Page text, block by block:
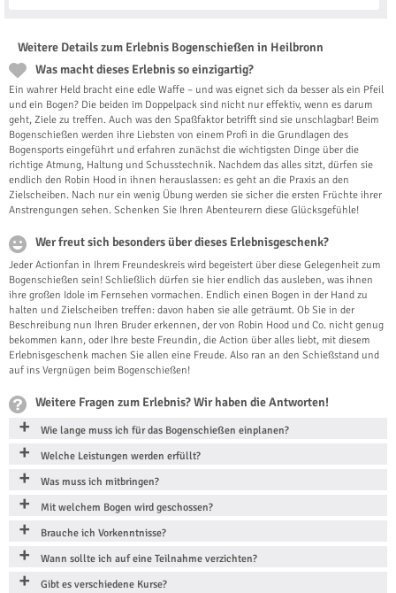
Weitere Details zum Erlebnis Bogenschießen in Heilbronn
Was macht dieses Erlebnis so einzigartig?
Ein wahrer Held bracht eine edle Waffe – und was eignet sich da besser als ein Pfeil
und ein Bogen? Die beiden im Doppelpack sind nicht nur effektiv, wenn es darum
geht, Ziele zu treffen. Auch was den Spaßfaktor betrifft sind sie unschlagbar! Beim
Bogenschießen werden ihre Liebsten von einem Profi in die Grundlagen des
Bogensports eingeführt und erfahren zunächst die wichtigsten Dinge über die
richtige Atmung, Haltung und Schusstechnik. Nachdem das alles sitzt, dürfen sie
endlich den Robin Hood in ihnen herauslassen: es geht an die Praxis an den
Zielscheiben. Nach nur ein wenig Übung werden sie sicher die ersten Früchte ihrer
Anstrengungen sehen. Schenken Sie Ihren Abenteurern diese Glücksgefühle!
Wer freut sich besonders über dieses Erlebnisgeschenk?
Jeder Actionfan in Ihrem Freundeskreis wird begeistert über diese Gelegenheit zum
Bogenschießen sein! Schließlich dürfen sie hier endlich das ausleben, was ihnen
ihre großen Idole im Fernsehen vormachen. Endlich einen Bogen in der Hand zu
halten und Zielscheiben treffen: davon haben sie alle geträumt. Ob Sie in der
Beschreibung nun Ihren Bruder erkennen, der von Robin Hood und Co. nicht genug
bekommen kann, oder Ihre beste Freundin, die Action über alles liebt, mit diesem
Erlebnisgeschenk machen Sie allen eine Freude. Also ran an den Schießstand und
auf ins Vergnügen beim Bogenschießen!
Weitere Fragen zum Erlebnis? Wir haben die Antworten!
Wie lange muss ich für das Bogenschießen einplanen?
Welche Leistungen werden erfüllt?
Was muss ich mitbringen?
Mit welchem Bogen wird geschossen?
Brauche ich Vorkenntnisse?
Wann sollte ich auf eine Teilnahme verzichten?
Gibt es verschiedene Kurse?